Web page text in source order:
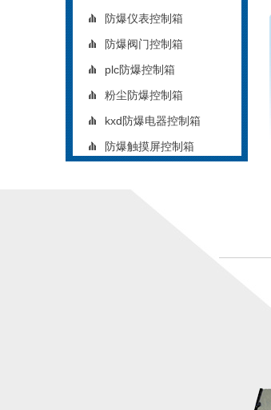
防爆仪表控制箱
防爆阀门控制箱
plc防爆控制箱
粉尘防爆控制箱
kxd防爆电器控制箱
防爆触摸屏控制箱